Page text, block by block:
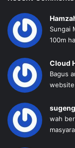
Sungai
100m
Cloud
Bagus
website
sugeng
wah